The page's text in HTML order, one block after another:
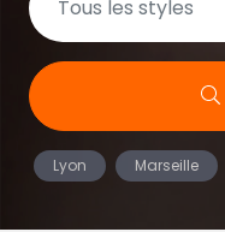
Lyon Marseille